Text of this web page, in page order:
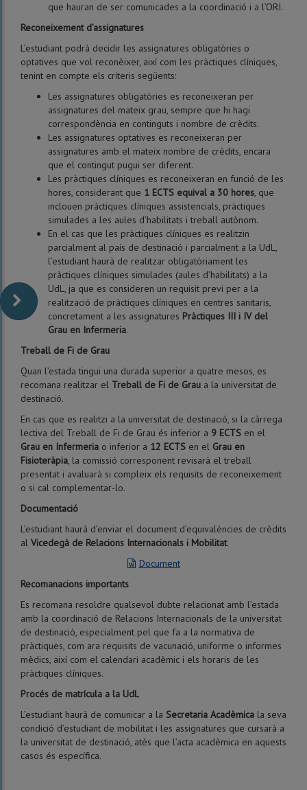
que hauran de ser comunicades a la coordinació i a l’ORI.
Reconeixement d’assignatures
L’estudiant podrà decidir les assignatures obligatòries o
optatives que vol reconèixer, així com les pràctiques clíniques,
tenint en compte els criteris següents:
Les assignatures obligatòries es reconeixeran per
assignatures del mateix grau, sempre que hi hagi
correspondència en continguts i nombre de crèdits.
Les assignatures optatives es reconeixeran per
assignatures amb el mateix nombre de crèdits, encara
que el contingut pugui ser diferent.
Les pràctiques clíniques es reconeixeran en funció de les
hores, considerant que 1 ECTS equival a 30 hores, que
inclouen pràctiques clíniques assistencials, pràctiques
simulades a les aules d’habilitats i treball autònom.
En el cas que les pràctiques clíniques es realitzin
parcialment al país de destinació i parcialment a la UdL,
l’estudiant haurà de realitzar obligatòriament les
pràctiques clíniques simulades (aules d’habilitats) a la
UdL, ja que es consideren un requisit previ per a la
realització de pràctiques clíniques en centres sanitaris,
concretament a les assignatures Pràctiques III i IV del
Grau en Infermeria.
Treball de Fi de Grau
Quan l’estada tingui una durada superior a quatre mesos, es
recomana realitzar el Treball de Fi de Grau a la universitat de
destinació.
En cas que es realitzi a la universitat de destinació, si la càrrega
lectiva del Treball de Fi de Grau és inferior a 9 ECTS en el
Grau en Infermeria o inferior a 12 ECTS en el Grau en
Fisioteràpia, la comissió corresponent revisarà el treball
presentat i avaluarà si compleix els requisits de reconeixement
o si cal complementar-lo.
Documentació
L’estudiant haurà d’enviar el document d’equivalències de crèdits
al Vicedegà de Relacions Internacionals i Mobilitat.
Document
Recomanacions importants
Es recomana resoldre qualsevol dubte relacionat amb l’estada
amb la coordinació de Relacions Internacionals de la universitat
de destinació, especialment pel que fa a la normativa de
pràctiques, com ara requisits de vacunació, uniforme o informes
mèdics, així com el calendari acadèmic i els horaris de les
pràctiques clíniques.
Procés de matrícula a la UdL
L’estudiant haurà de comunicar a la Secretaria Acadèmica la seva
condició d’estudiant de mobilitat i les assignatures que cursarà a
la universitat de destinació, atès que l’acta acadèmica en aquests
casos és específica.